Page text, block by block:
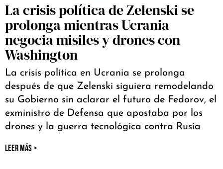
La crisis política de Zelenski se
prolonga mientras Ucrania
negocia misiles y drones con
Washington
La crisis política en Ucrania se prolonga
después de que Zelenski siguiera remodelando
su Gobierno sin aclarar el futuro de Fedorov, el
exministro de Defensa que apostaba por los
drones y la guerra tecnológica contra Rusia
LEER MÁS >